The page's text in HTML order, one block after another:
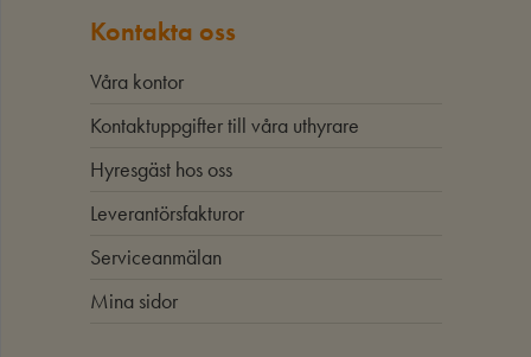
Kontakta oss
Våra kontor
Kontaktuppgifter till våra uthyrare
Hyresgäst hos oss
Leverantörsfakturor
Serviceanmälan
Mina sidor